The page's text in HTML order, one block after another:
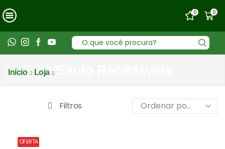
0 0
Entrada
de
Início Loja
Filtros
OFERTA